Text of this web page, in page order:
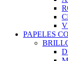
PAPELES